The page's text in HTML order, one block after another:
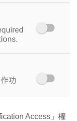
Access」權